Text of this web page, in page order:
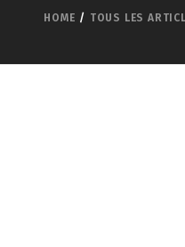
HOME TOUS LES